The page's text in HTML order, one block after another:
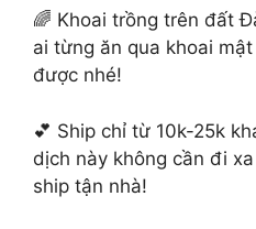
🌈 Khoai trồng trên đất
ai từng ăn qua khoai
được nhé!
💕 Ship chỉ từ 10k-25k
dịch này không cần đi
ship tận nhà!